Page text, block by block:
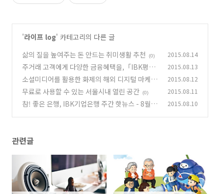
'라이프 log' 카테고리의 다른 글
삶의 질을 높여주는 돈 안드는 취미생활 추천
(0) 2015.08.14
주거래 고객에게 다양한 금융혜택을,「IBK평생
한가족통장」출시 (0)
2015.08.13
소셜미디어를 활용한 화제의 해외 디지털 마케팅
(0)
2015.08.12
무료로 사용할 수 있는 서울시내 열린 공간 (0) 2015.08.11
참! 좋은 은행, IBK기업은행 주간 핫뉴스 - 8월 1
2015.08.10
관련글